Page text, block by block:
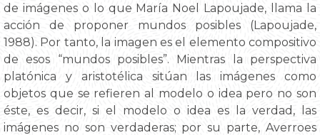
de imágenes o lo que María Noel Lapoujade, llama la
acción de proponer mundos posibles (Lapoujade,
1988). Por tanto, la imagen es el elemento compositivo
de esos “mundos posibles”. Mientras la perspectiva
platónica y aristotélica sitúan las imágenes como
objetos que se refieren al modelo o idea pero no son
éste, es decir, si el modelo o idea es la verdad, las
imágenes no son verdaderas; por su parte, Averroes